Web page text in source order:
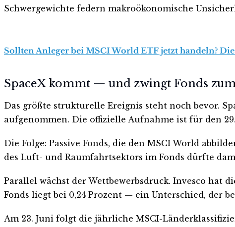
Schwergewichte federn makroökonomische
Sollten Anleger bei MSCI World ETF jetzt handeln?
SpaceX kommt — und zwingt Fonds
Das größte strukturelle Ereignis steht noch bevor.
aufgenommen. Die offizielle Aufnahme ist für den
Die Folge: Passive Fonds, die den MSCI World
des Luft- und Raumfahrtsektors im Fonds dürfte
Parallel wächst der Wettbewerbsdruck. Invesco hat
Fonds liegt bei 0,24 Prozent — ein Unterschied, der
Am 23. Juni folgt die jährliche MSCI-